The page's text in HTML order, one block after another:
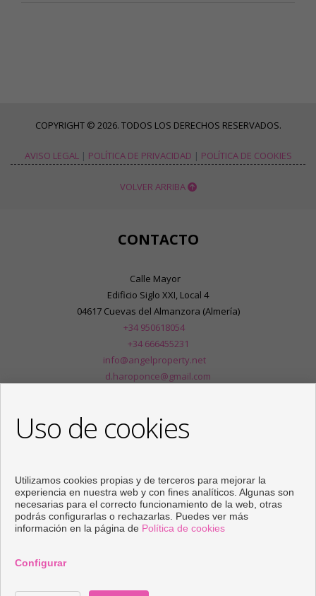
COPYRIGHT © 2026. TODOS LOS DERECHOS RESERVADOS.
AVISO LEGAL| POLÍTICA DE PRIVACIDAD | POLÍTICA DE COOKIES
VOLVER ARRIBA
CONTACTO
Calle Mayor
Edificio Siglo XXI, Local 4
04617 Cuevas del Almanzora (Almería)
+34 950618054
+34 666455231
info@angelproperty.net
d.haroponce@gmail.com
Uso de cookies
Utilizamos cookies propias y de terceros para mejorar la
experiencia en nuestra web y con fines analíticos. Algunas son
necesarias para el correcto funcionamiento de la web, otras
podrás configurarlas o rechazarlas. Puedes ver más
información en la página de Política de cookies
Configurar